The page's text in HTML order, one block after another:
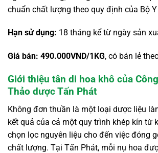
chuẩn chất lượng theo quy định của Bộ Y
Hạn sử dụng: 18 tháng kể từ ngày sản
Giá bán: 490.000VND/1KG, có bán lẻ
Giới thiệu tân di hoa khô của
Thảo dược Tấn Phát
Không đơn thuần là một loại dược liệu
kết quả của cả một quy trình khép kín từ
chọn lọc nguyên liệu cho đến việc đóng
chất lượng. Tại Tấn Phát, mỗi nụ hoa